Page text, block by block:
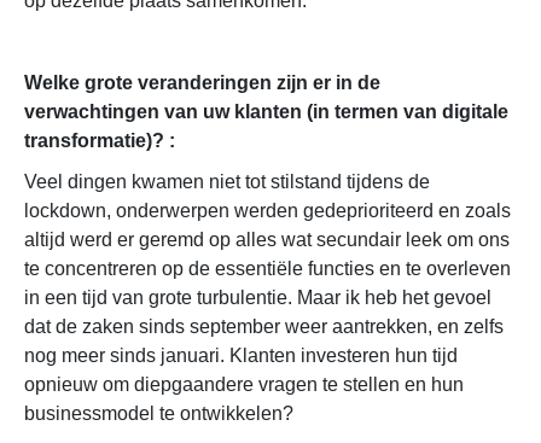
Welke grote veranderingen zijn er in de
verwachtingen van uw klanten (in termen van digitale
transformatie)? :
Veel dingen kwamen niet tot stilstand tijdens de
lockdown, onderwerpen werden gedeprioriteerd en zoals
altijd werd er geremd op alles wat secundair leek om ons
te concentreren op de essentiële functies en te overleven
in een tijd van grote turbulentie. Maar ik heb het gevoel
dat de zaken sinds september weer aantrekken, en zelfs
nog meer sinds januari. Klanten investeren hun tijd
opnieuw om diepgaandere vragen te stellen en hun
businessmodel te ontwikkelen?